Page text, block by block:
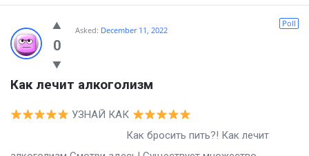
0
Poll
Asked: December 11, 2022
Как лечит алкоголизм
УЗНАЙ КАК
Как бросить пить?! Как лечит